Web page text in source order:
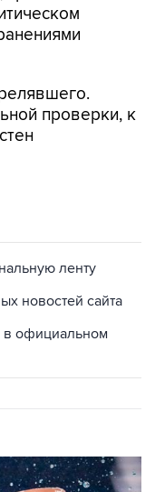
проверки, к
ленту
новостей сайта
в официальном